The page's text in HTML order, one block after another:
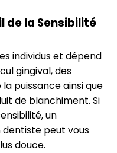
de la Sensibilité
individus et dépend
gingival, des
puissance ainsi que
de blanchiment. Si
un
peut vous
douce.